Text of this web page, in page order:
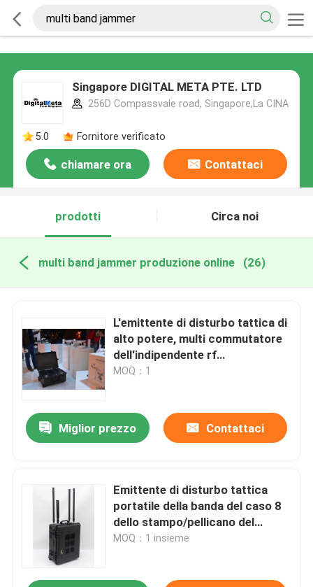
Singapore DIGITAL META PTE. LTD
256D Compassvale road, Singapore,La CINA
5.0 Fornitore verificato
chiamare ora Contattaci
prodotti Circa noi
multi band jammer produzione online (26)
L'emittente di disturbo tattica di
alto potere, multi commutatore
dell'indipendente rf
dell'emittente di disturbo della
MOQ：1
Miglior prezzo Contattaci
Emittente di disturbo tattica
portatile della banda del caso 8
dello stampo/pellicano del
segnale dell'emittente di
MOQ：1 insieme